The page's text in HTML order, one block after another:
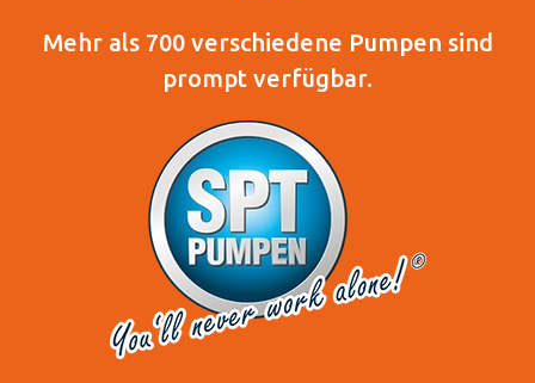
Mehr als 700 verschiedene Pumpen sind
prompt verfügbar.